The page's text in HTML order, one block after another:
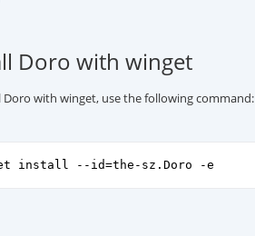
Doro with winget
Doro with winget, use the following command:
install --id=the-sz.Doro -e